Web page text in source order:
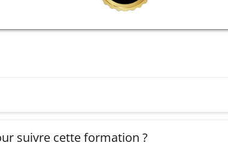
avec vos accès à la plateforme de formation.
suivre cette formation ?